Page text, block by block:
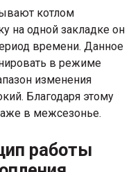
котлом
на одной закладке он
времени. Данное
в режиме
изменения
Благодаря этому
в межсезонье.
работы